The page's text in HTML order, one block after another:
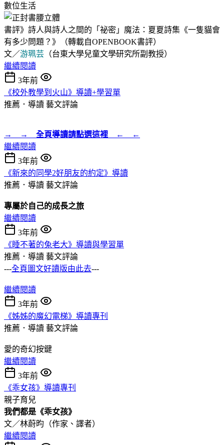
數位生活
書評》詩人與詩人之間的「祕密」魔法：夏夏詩集《一隻貓會
有多少問題？》（轉載自OPENBOOK書評）
文／游珮芸 （台東大學兒童文學研究所副教授）
繼續閱讀
3年前
《校外教學到火山》導讀+學習單
推薦．導讀 藝文評論
→ → 全頁導讀請點選這裡 ← ←
繼續閱讀
3年前
《新來的同學2好朋友的約定》導讀
推薦．導讀 藝文評論
專屬於自己的成長之旅
繼續閱讀
3年前
《睡不著的兔老大》導讀與學習單
推薦．導讀 藝文評論
---全頁圖文好讀版由此去---
繼續閱讀
3年前
《姊姊的魔幻電梯》導讀專刊
推薦．導讀 藝文評論
愛的奇幻按鍵
繼續閱讀
3年前
《乖女孩》導讀專刊
親子育兒
我們都是《乖女孩》
文／林蔚昀（作家、譯者）
繼續閱讀